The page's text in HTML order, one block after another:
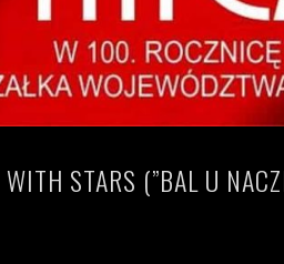
STARS (”BAL U